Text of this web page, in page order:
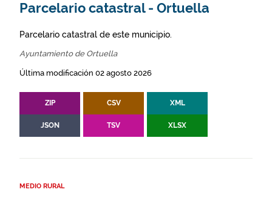
Parcelario catastral - Ortuella
Parcelario catastral de este municipio.
Ayuntamiento de Ortuella
Última modificación 02 agosto 2026
ZIP CSV XML
JSON TSV XLSX
MEDIO RURAL